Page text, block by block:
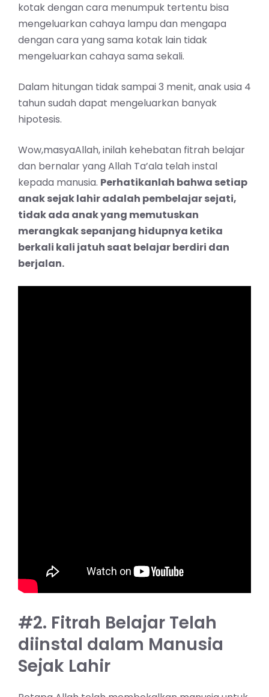
kotak dengan cara menumpuk tertentu bisa
mengeluarkan cahaya lampu dan mengapa
dengan cara yang sama kotak lain tidak
mengeluarkan cahaya sama sekali.
Dalam hitungan tidak sampai 3 menit, anak usia 4
tahun sudah dapat mengeluarkan banyak
hipotesis.
Wow,masyaAllah, inilah kehebatan fitrah belajar
dan bernalar yang Allah Ta’ala telah instal
kepada manusia. Perhatikanlah bahwa setiap
anak sejak lahir adalah pembelajar sejati,
tidak ada anak yang memutuskan
merangkak sepanjang hidupnya ketika
berkali kali jatuh saat belajar berdiri dan
berjalan.
#2. Fitrah Belajar Telah
diinstal dalam Manusia
Sejak Lahir